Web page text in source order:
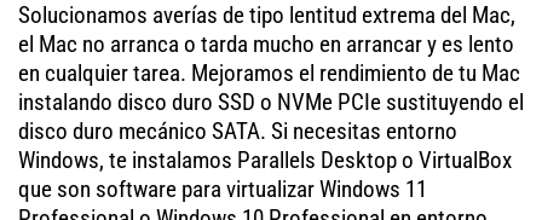
Solucionamos averías de tipo lentitud extrema del Mac,
el Mac no arranca o tarda mucho en arrancar y es lento
en cualquier tarea. Mejoramos el rendimiento de tu Mac
instalando disco duro SSD o NVMe PCIe sustituyendo el
disco duro mecánico SATA. Si necesitas entorno
Windows, te instalamos Parallels Desktop o VirtualBox
que son software para virtualizar Windows 11